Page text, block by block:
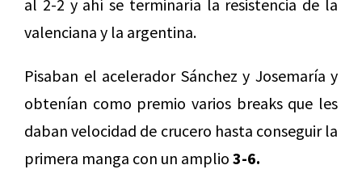
al 2-2 y ahí se terminaría la resistencia de la
valenciana y la argentina.
Pisaban el acelerador Sánchez y Josemaría y
obtenían como premio varios breaks que les
daban velocidad de crucero hasta conseguir la
primera manga con un amplio 3-6.